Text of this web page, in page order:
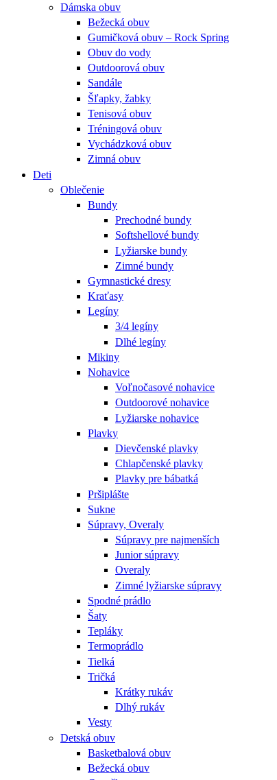
Dámska obuv
Bežecká obuv
Gumičková obuv – Rock Spring
Obuv do vody
Outdoorová obuv
Sandále
Šľapky, žabky
Tenisová obuv
Tréningová obuv
Vychádzková obuv
Zimná obuv
Deti
Oblečenie
Bundy
Prechodné bundy
Softshellové bundy
Lyžiarske bundy
Zimné bundy
Gymnastické dresy
Kraťasy
Legíny
3/4 legíny
Dlhé legíny
Mikiny
Nohavice
Voľnočasové nohavice
Outdoorové nohavice
Lyžiarske nohavice
Plavky
Dievčenské plavky
Chlapčenské plavky
Plavky pre bábatká
Pršiplášte
Sukne
Súpravy, Overaly
Súpravy pre najmenších
Junior súpravy
Overaly
Zimné lyžiarske súpravy
Spodné prádlo
Šaty
Tepláky
Termoprádlo
Tielká
Tričká
Krátky rukáv
Dlhý rukáv
Vesty
Detská obuv
Basketbalová obuv
Bežecká obuv